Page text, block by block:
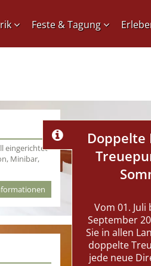
Feste & Tagung
eingerichtet
Minibar,
Doppelte
Vom 01. Juli
September
Sie in allen
doppelte
jede neue